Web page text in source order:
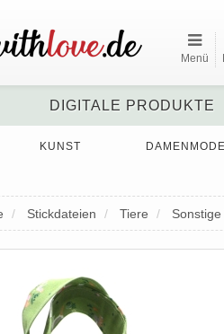
Menü
DIGITALE PRODUKTE
KUNST DAMENMODE
Stickdateien Tiere Sonstige